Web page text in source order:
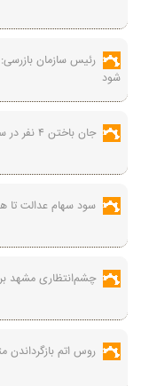
رئیس سازمان
شود
جان باختن ۴ نفر در سانحه رانندگی محور مراغه - هشترود
سود سهام عدالت تا
چشم‌انتظاری مشهد
روس اتم بازگرداندن